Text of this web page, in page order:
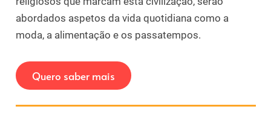
abordados aspetos da vida quotidiana como a
moda, a alimentação e os passatempos.
Quero saber mais